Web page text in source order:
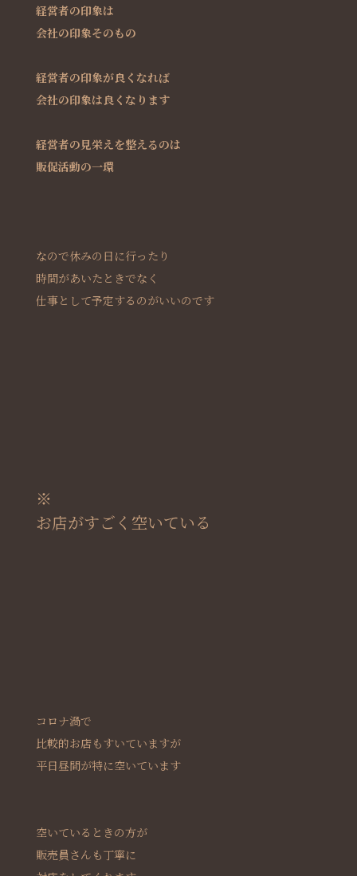
経営者の印象は
会社の印象そのもの
経営者の印象が良くなれば
会社の印象は良くなります
経営者の見栄えを整えるのは
販促活動の一環
なので休みの日に行ったり
時間があいたときでなく
仕事として予定するのがいいのです
※
お店がすごく空いている
コロナ渦で
比較的お店もすいていますが
平日昼間が特に空いています
空いているときの方が
販売員さんも丁寧に